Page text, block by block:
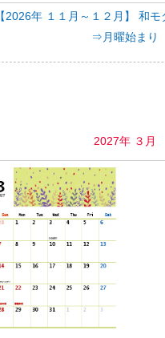
【2026年 １１月～１２月】 和
⇒月曜始まり
2027年 ３月